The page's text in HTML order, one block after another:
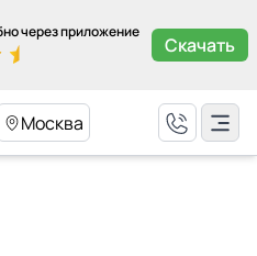
через приложение
Скачать
Москва